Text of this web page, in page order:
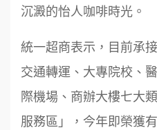
沉澱的怡人咖啡時光。
統一超商表示，目前承
交通轉運、大專院校、
際機場、商辦大樓七大
服務區」，今年即榮獲